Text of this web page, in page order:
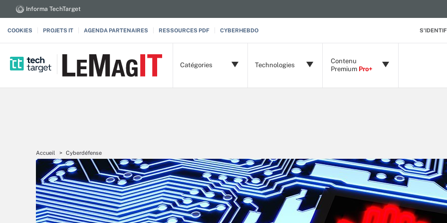
Informa TechTarget
COOKIES PROJETS IT AGENDA PARTENAIRES RESSOURCES PDF CYBERHEBDO
Catégories Technologies
Contenu
Premium Pro+
Accueil Cyberdéfense